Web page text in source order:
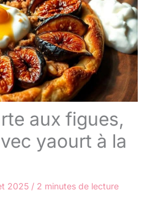
aux figues,
yaourt à la
2025 / 2 minutes de lecture